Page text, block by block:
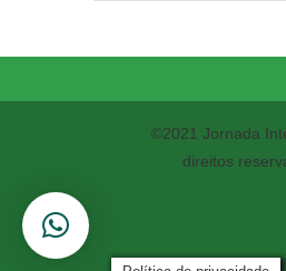
©2021 Jornada
direitos